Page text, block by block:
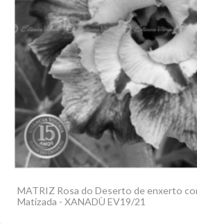
MATRIZ Rosa do Deserto de enxerto
Matizada - XANADÙ EV19/21